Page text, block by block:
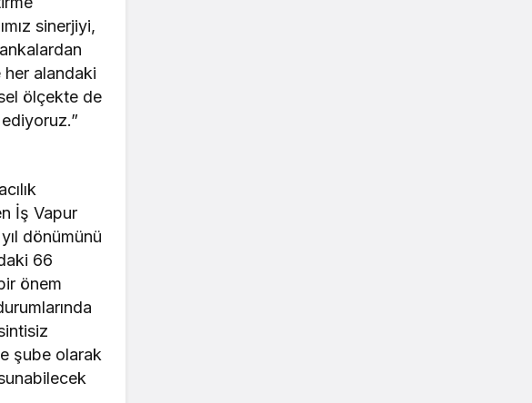
sinerjiyi,
alandaki
ölçekte de
İş Vapur
dönümünü
66
önem
şube olarak